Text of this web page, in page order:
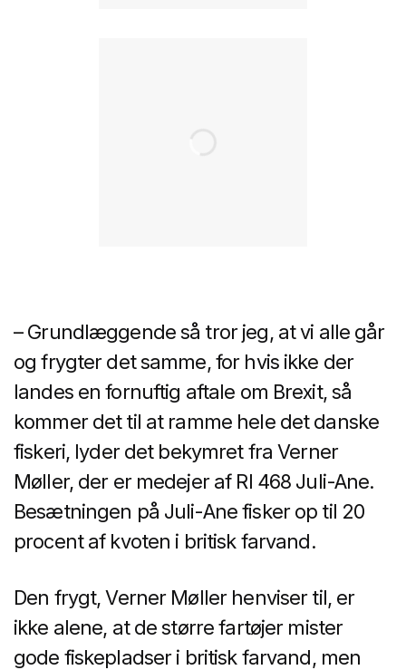
– Grundlæggende så tror jeg, at vi alle går
og frygter det samme, for hvis ikke der
landes en fornuftig aftale om Brexit, så
kommer det til at ramme hele det danske
fiskeri, lyder det bekymret fra Verner
Møller, der er medejer af RI 468 Juli-Ane.
Besætningen på Juli-Ane fisker op til 20
procent af kvoten i britisk farvand.
Den frygt, Verner Møller henviser til, er
ikke alene, at de større fartøjer mister
gode fiskepladser i britisk farvand, men